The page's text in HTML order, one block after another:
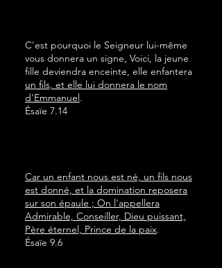
C'est pourquoi le Seigneur lui-même
vous donnera un signe, Voici, la jeune
fille deviendra enceinte, elle enfantera
un fils, et elle lui donnera le nom
d'Emmanuel.
Ésaïe 7.14
Car un enfant nous est né, un fils nous
est donné, et la domination reposera
sur son épaule ; On l'appellera
Admirable, Conseiller, Dieu puissant,
Père éternel, Prince de la paix.
Ésaïe 9.6